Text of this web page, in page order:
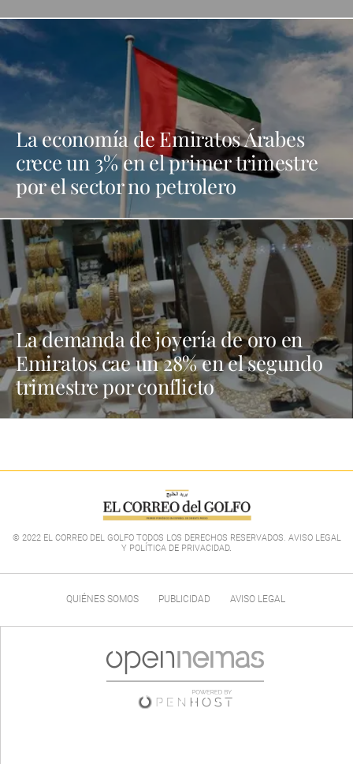
La economía de Emiratos Árabes
crece un 3% en el primer trimestre
por el sector no petrolero
La demanda de joyería de oro en
Emiratos cae un 28% en el segundo
trimestre por conflicto
© 2022 EL CORREO DEL GOLFO TODOS LOS DERECHOS RESERVADOS. AVISO LEGAL
Y POLÍTICA DE PRIVACIDAD.
QUIÉNES SOMOS PUBLICIDAD AVISO LEGAL